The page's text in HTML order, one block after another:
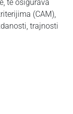
te osigurava
(CAM),
trajnosti